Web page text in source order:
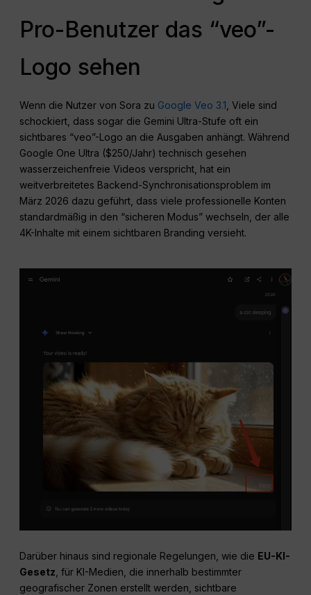
Pro-Benutzer das “veo”-
Logo sehen
Wenn die Nutzer von Sora zu Google Veo 3.1 , Viele sind
schockiert, dass sogar die Gemini Ultra-Stufe oft ein
sichtbares “veo”-Logo an die Ausgaben anhängt. Während
Google One Ultra ($250/Jahr) technisch gesehen
wasserzeichenfreie Videos verspricht, hat ein
weitverbreitetes Backend-Synchronisationsproblem im
März 2026 dazu geführt, dass viele professionelle Konten
standardmäßig in den “sicheren Modus” wechseln, der alle
4K-Inhalte mit einem sichtbaren Branding versieht.
Darüber hinaus sind regionale Regelungen, wie die EU-KI-
Gesetz , für KI-Medien, die innerhalb bestimmter
geografischer Zonen erstellt werden, sichtbare